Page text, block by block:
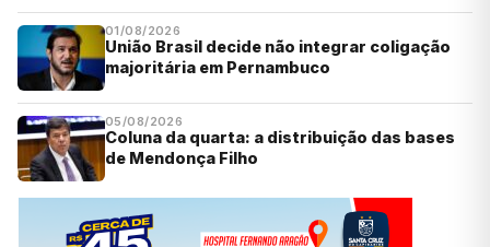
01/08/2026
União Brasil decide não integrar coligação
majoritária em Pernambuco
05/08/2026
Coluna da quarta: a distribuição das bases
de Mendonça Filho